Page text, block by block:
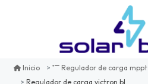
Inicio
Regulador de carga mppt
Regulador de carga victron bluesolar mppt 250/70-tr ve.can